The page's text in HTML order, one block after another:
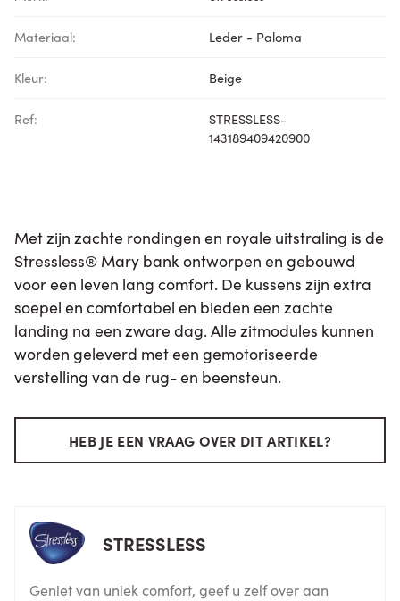
Materiaal: Leder - Paloma
Kleur: Beige
Ref:
STRESSLESS-
143189409420900
Met zijn zachte rondingen en royale uitstraling is de
Stressless® Mary bank ontworpen en gebouwd
voor een leven lang comfort. De kussens zijn extra
soepel en comfortabel en bieden een zachte
landing na een zware dag. Alle zitmodules kunnen
worden geleverd met een gemotoriseerde
verstelling van de rug- en beensteun.
HEB JE EEN VRAAG OVER DIT ARTIKEL?
STRESSLESS
Geniet van uniek comfort, geef u zelf over aan